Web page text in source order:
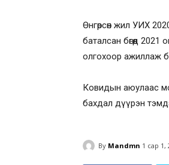
Өнгөрсөн жил УИХ
баталсан бөгөөд
олгохоор ажиллаж
Ковидын аюулаас
бахдал дүүрэн
By Mandmn 1 сар 1,